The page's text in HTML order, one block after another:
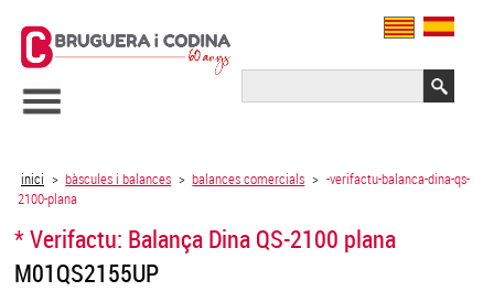
inici > bàscules i balances > balances comercials > -verifactu-balanca-dina-qs-
2100-plana
* Verifactu: Balança Dina QS-2100 plana
M01QS2155UP